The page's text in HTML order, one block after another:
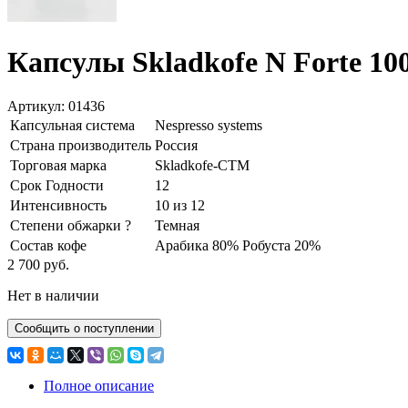
Капсулы Skladkofe N Forte
Артикул: 01436
Капсульная система
Nespresso systems
Страна производитель Россия
Торговая марка
Skladkofe-CTM
Срок Годности
12
Интенсивность
10 из 12
Степени обжарки ?
Темная
Состав кофе
Арабика 80% Робуста 20%
2 700 руб.
Нет в наличии
Сообщить о поступлении
Полное описание